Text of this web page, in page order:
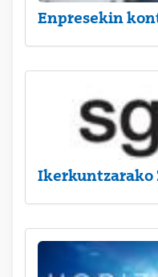
Enpresekin
Ikerkuntzarako